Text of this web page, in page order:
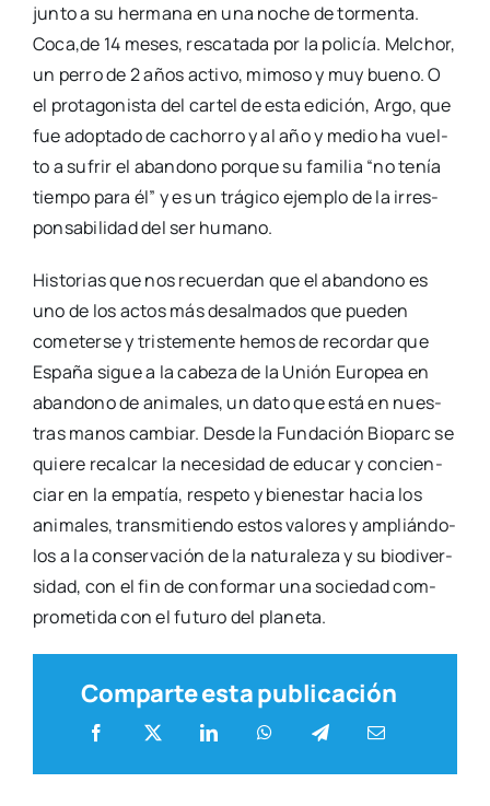
jun­to a su her­ma­na en una noche de tor­men­ta.
Coca,de 14 meses, res­ca­ta­da por la poli­cía. Mel­chor,
un perro de 2 años acti­vo, mimo­so y muy bueno. O
el pro­ta­go­nis­ta del car­tel de esta edi­ción, Argo, que
fue adop­ta­do de cacho­rro y al año y medio ha vuel­
to a sufrir el aban­dono por­que su fami­lia “no tenía
tiem­po para él” y es un trá­gi­co ejem­plo de la irres­
pon­sa­bi­li­dad del ser humano.
His­to­rias que nos recuer­dan que el aban­dono es
uno de los actos más des­al­ma­dos que pue­den
come­ter­se y tris­te­men­te hemos de recor­dar que
Espa­ña sigue a la cabe­za de la Unión Euro­pea en
aban­dono de ani­ma­les, un dato que está en nues­
tras manos cam­biar. Des­de la Fun­da­ción Bio­parc se
quie­re recal­car la nece­si­dad de edu­car y con­cien­
ciar en la empa­tía, res­pe­to y bien­es­tar hacia los
ani­ma­les, trans­mi­tien­do estos valo­res y amplián­do­
los a la con­ser­va­ción de la natu­ra­le­za y su bio­di­ver­
si­dad, con el fin de con­for­mar una socie­dad com­
pro­me­ti­da con el futu­ro del pla­ne­ta.
Comparte esta publicación